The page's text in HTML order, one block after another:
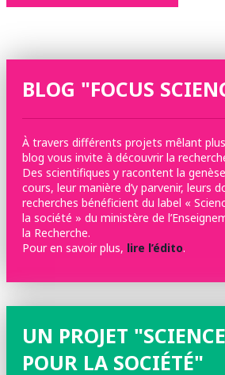
BLOG "FOCUS
À travers différents projets mêlant
blog vous invite à découvrir la
Des scientifiques y racontent la
cours, leur manière d’y parvenir, leurs
recherches bénéficient du label «
la société » du ministère de
la Recherche.
Pour en savoir plus, lire l’édito.
UN PROJET
POUR LA SOCIÉTÉ"